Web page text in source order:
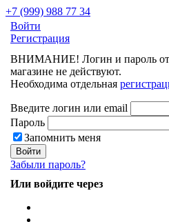
+7 (999) 988 77 34
Войти
Регистрация
ВНИМАНИЕ! Логин и пароль от
магазине не действуют.
Необходима отдельная
Введите логин или email
Пароль
Запомнить меня
Забыли пароль?
Или войдите через